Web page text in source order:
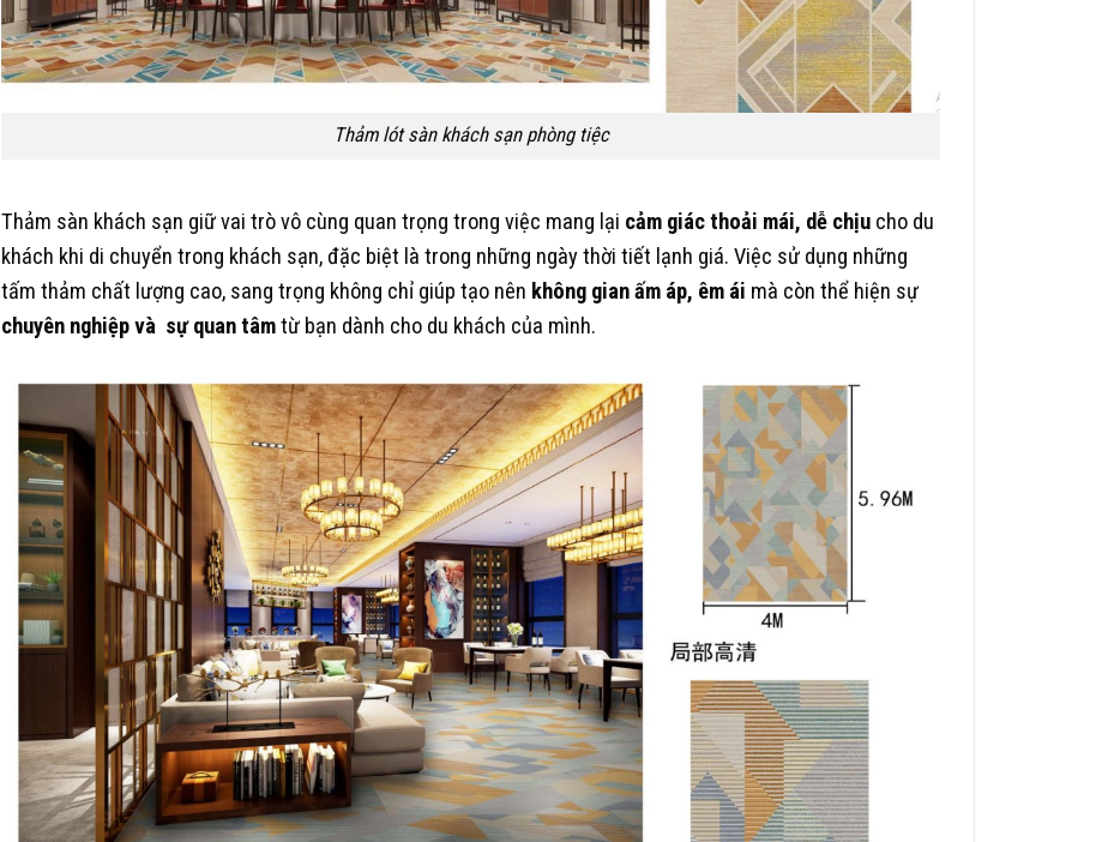
Thảm lót sàn khách sạn phòng tiệc
Thảm sàn khách sạn giữ vai trò vô cùng quan trọng trong việc mang lại cảm giác thoải mái, dễ chịucho du
khách khi di chuyển trong khách sạn, đặc biệt là trong những ngày thời tiết lạnh giá. Việc sử dụng những
tấm thảm chất lượng cao, sang trọng không chỉ giúp tạo nên không gian ấm áp, êm ái mà còn thể hiện sự
chuyên nghiệp và sự quan tâmtừ bạn dành cho du khách của mình.